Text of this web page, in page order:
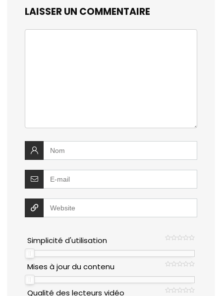
LAISSER UN COMMENTAIRE
Simplicité d'utilisation
Mises à jour du contenu
Qualité des lecteurs vidéo